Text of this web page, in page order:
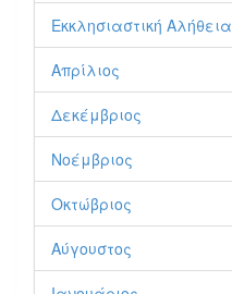
Εκκλησιαστική Αλήθεια
Απρίλιος
Δεκέμβριος
Νοέμβριος
Οκτώβριος
Αύγουστος